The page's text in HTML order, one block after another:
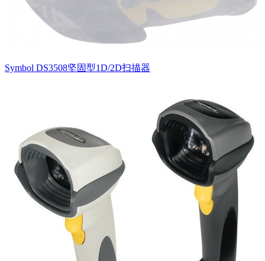
Symbol DS3508坚固型1D/2D扫描器